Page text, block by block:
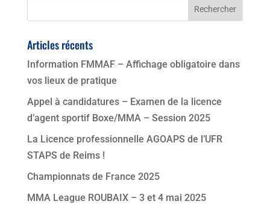
Articles récents
Information FMMAF – Affichage obligatoire dans
vos lieux de pratique
Appel à candidatures – Examen de la licence
d’agent sportif Boxe/MMA – Session 2025
La Licence professionnelle AGOAPS de l’UFR
STAPS de Reims !
Championnats de France 2025
MMA League ROUBAIX – 3 et 4 mai 2025